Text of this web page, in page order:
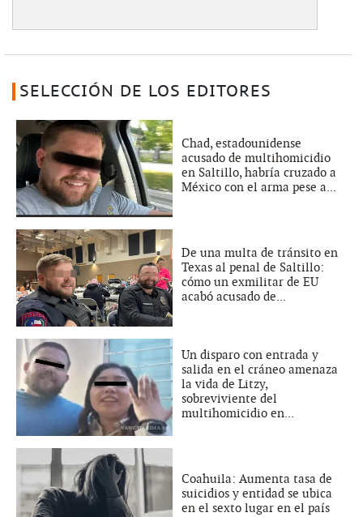
SELECCIÓN DE LOS EDITORES
Chad, estadounidense
acusado de multihomicidio
en Saltillo, habría cruzado a
México con el arma pese a...
De una multa de tránsito en
Texas al penal de Saltillo:
cómo un exmilitar de EU
acabó acusado de...
Un disparo con entrada y
salida en el cráneo amenaza
la vida de Litzy,
sobreviviente del
multihomicidio en...
Coahuila: Aumenta tasa de
suicidios y entidad se ubica
en el sexto lugar en el país